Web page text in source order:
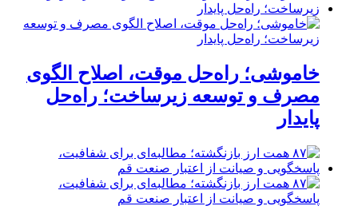
خاموشی؛ راه‌حل موقت، اصلاح الگوی
مصرف و توسعه زیرساخت؛ راه‌حل
پایدار